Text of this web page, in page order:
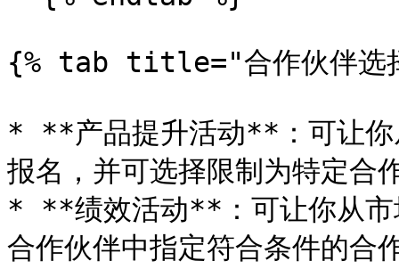
{% tab title="合作伙伴选
* **产品提升活动**：可让你
报名，并可选择限制为特定合
* **绩效活动**：可让你从市
合作伙伴中指定符合条件的合